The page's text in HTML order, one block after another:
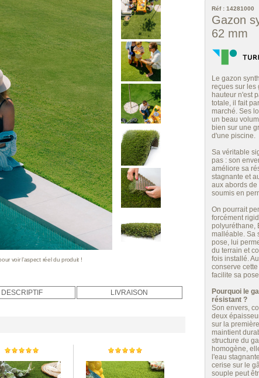
Réf : 14281000
Gazon
62 mm
Le gazon
reçues sur les
hauteur n'est
totale, il fait
marché. Ses
un beau
bien sur une
d'une piscine.
Sa véritable
pas : son
améliore sa
stagnante et
aux abords
soumis en
On pourrait
forcément
polyuréthane,
malléable. Sa
pose, lui
du terrain et
fois installé.
conserve
facilite sa
Pourquoi le
résistant ?
Son envers,
deux
sur la
maintient
structure du
homogène,
l'eau
cerise sur le
souple peut
voir l’aspect réel du produit !
DESCRIPTIF LIVRAISON